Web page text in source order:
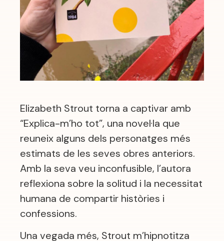
Elizabeth Strout torna a captivar amb
“Explica-m’ho tot”, una novel·la que
reuneix alguns dels personatges més
estimats de les seves obres anteriors.
Amb la seva veu inconfusible, l’autora
reflexiona sobre la solitud i la necessitat
humana de compartir històries i
confessions.
Una vegada més, Strout m’hipnotitza